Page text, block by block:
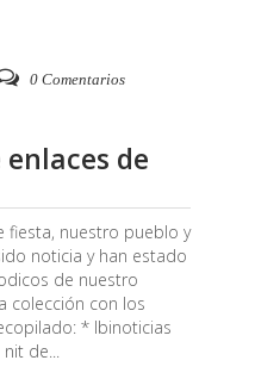
0 Comentarios
de
fiesta, nuestro pueblo y
noticia y han estado
de nuestro
colección con los
* Ibinoticias
de...